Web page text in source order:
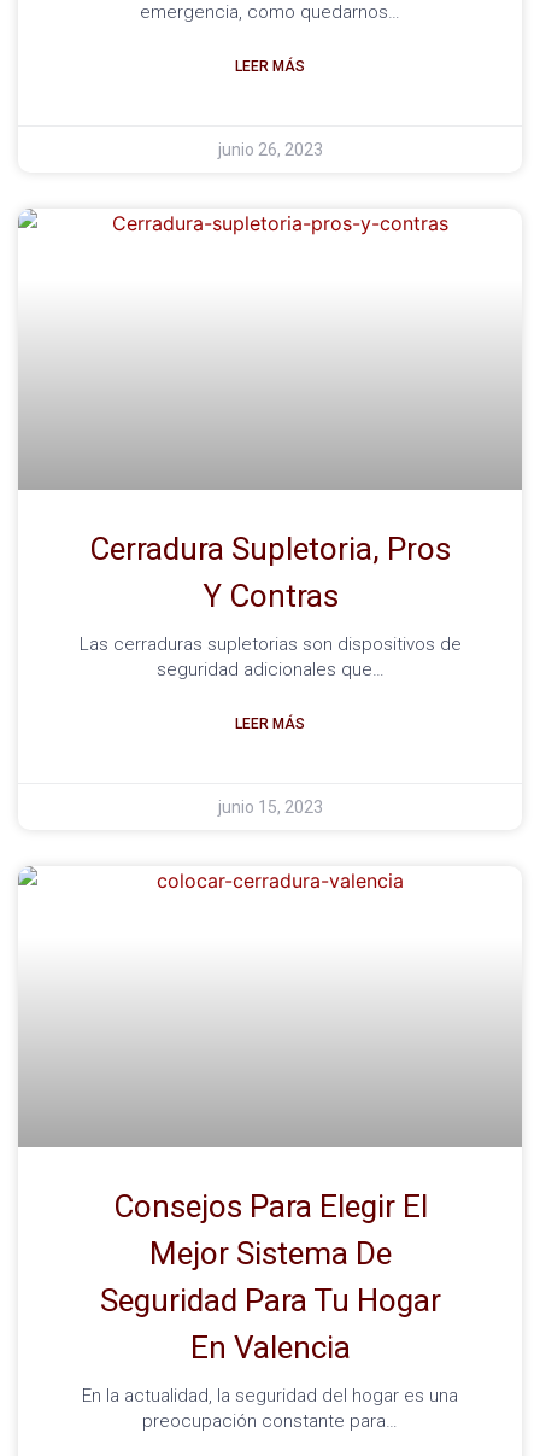
emergencia, como quedarnos…
LEER MÁS
junio 26, 2023
Cerradura Supletoria, Pros
Y Contras
Las cerraduras supletorias son dispositivos de
seguridad adicionales que…
LEER MÁS
junio 15, 2023
Consejos Para Elegir El
Mejor Sistema De
Seguridad Para Tu Hogar
En Valencia
En la actualidad, la seguridad del hogar es una
preocupación constante para…